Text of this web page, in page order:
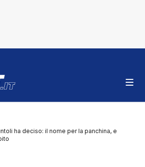
ha deciso: il nome per la panchina, e